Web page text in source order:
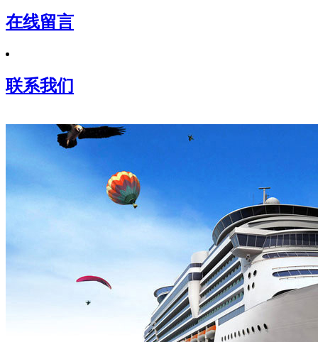
在线留言
联系我们